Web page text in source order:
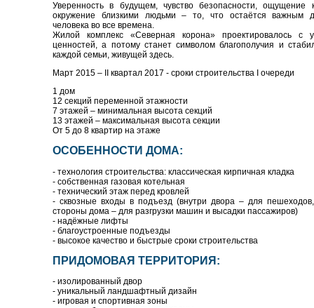
Уверенность в будущем, чувство безопасности, ощущение
окружение близкими людьми – то, что остаётся важным
человека во все времена.
Жилой комплекс «Северная корона» проектировалось с
ценностей, а потому станет символом благополучия и
каждой семьи, живущей здесь.
Март 2015 – II квартал 2017 - сроки строительства I очереди
1 дом
12 секций переменной этажности
7 этажей – минимальная высота секций
13 этажей – максимальная высота секции
От 5 до 8 квартир на этаже
ОСОБЕННОСТИ ДОМА:
- технология строительства: классическая кирпичная кладка
- собственная газовая котельная
- технический этаж перед кровлей
- сквозные входы в подъезд (внутри двора – для
стороны дома – для разгрузки машин и высадки пассажиров)
- надёжные лифты
- благоустроенные подъезды
- высокое качество и быстрые сроки строительства
ПРИДОМОВАЯ ТЕРРИТОРИЯ:
- изолированный двор
- уникальный ландшафтный дизайн
- игровая и спортивная зоны